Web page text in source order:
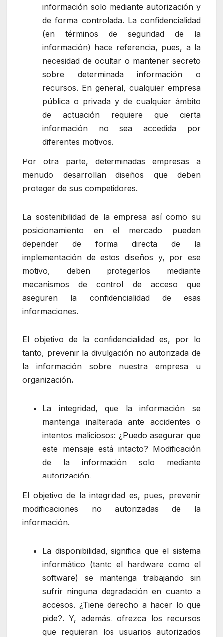
información solo mediante autorización y
de forma controlada. La confidencialidad
(en términos de seguridad de la
información) hace referencia, pues, a la
necesidad de ocultar o mantener secreto
sobre determinada información o
recursos. En general, cualquier empresa
pública o privada y de cualquier ámbito
de actuación requiere que cierta
información no sea accedida por
diferentes motivos.
Por otra parte, determinadas empresas a
menudo desarrollan diseños que deben
proteger de sus competidores.
La sostenibilidad de la empresa así como su
posicionamiento en el mercado pueden
depender de forma directa de la
implementación de estos diseños y, por ese
motivo, deben protegerlos mediante
mecanismos de control de acceso que
aseguren la confidencialidad de esas
informaciones.
El objetivo de la confidencialidad es, por lo
tanto, prevenir la divulgación no autorizada de
la información sobre nuestra empresa u
organización.
La integridad, que la información se
mantenga inalterada ante accidentes o
intentos maliciosos: ¿Puedo asegurar que
este mensaje está intacto? Modificación
de la información solo mediante
autorización.
El objetivo de la integridad es, pues, prevenir
modificaciones no autorizadas de la
información.
La disponibilidad, significa que el sistema
informático (tanto el hardware como el
software) se mantenga trabajando sin
sufrir ninguna degradación en cuanto a
accesos. ¿Tiene derecho a hacer lo que
pide?. Y, además, ofrezca los recursos
que requieran los usuarios autorizados